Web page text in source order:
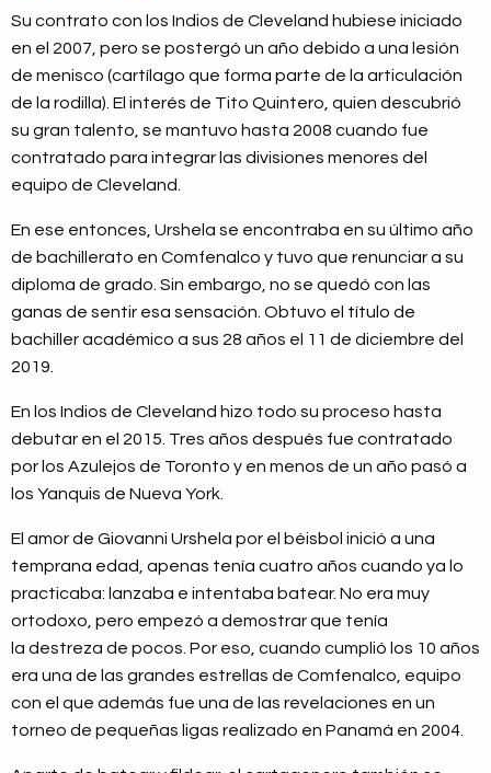
Su contrato con los Indios de Cleveland hubiese iniciado
en el 2007, pero se postergó un año debido a una lesión
de menisco (cartílago que forma parte de la articulación
de la rodilla). El interés de Tito Quintero, quien descubrió
su gran talento, se mantuvo hasta 2008 cuando fue
contratado para integrar las divisiones menores del
equipo de Cleveland.
En ese entonces, Urshela se encontraba en su último año
de bachillerato en Comfenalco y tuvo que renunciar a su
diploma de grado. Sin embargo, no se quedó con las
ganas de sentir esa sensación. Obtuvo el título de
bachiller académico a sus 28 años el 11 de diciembre del
2019.
En los Indios de Cleveland hizo todo su proceso hasta
debutar en el 2015. Tres años después fue contratado
por los Azulejos de Toronto y en menos de un año pasó a
los Yanquis de Nueva York.
El amor de Giovanni Urshela por el béisbol inició a una
temprana edad, apenas tenía cuatro años cuando ya lo
practicaba: lanzaba e intentaba batear. No era muy
ortodoxo, pero empezó a demostrar que tenía
la destreza de pocos. Por eso, cuando cumplió los 10 años
era una de las grandes estrellas de Comfenalco, equipo
con el que además fue una de las revelaciones en un
torneo de pequeñas ligas realizado en Panamá en 2004.